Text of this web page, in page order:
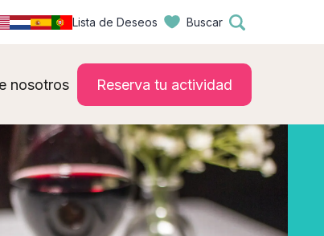
Lista de Deseos Buscar
nosotros Reserva tu actividad